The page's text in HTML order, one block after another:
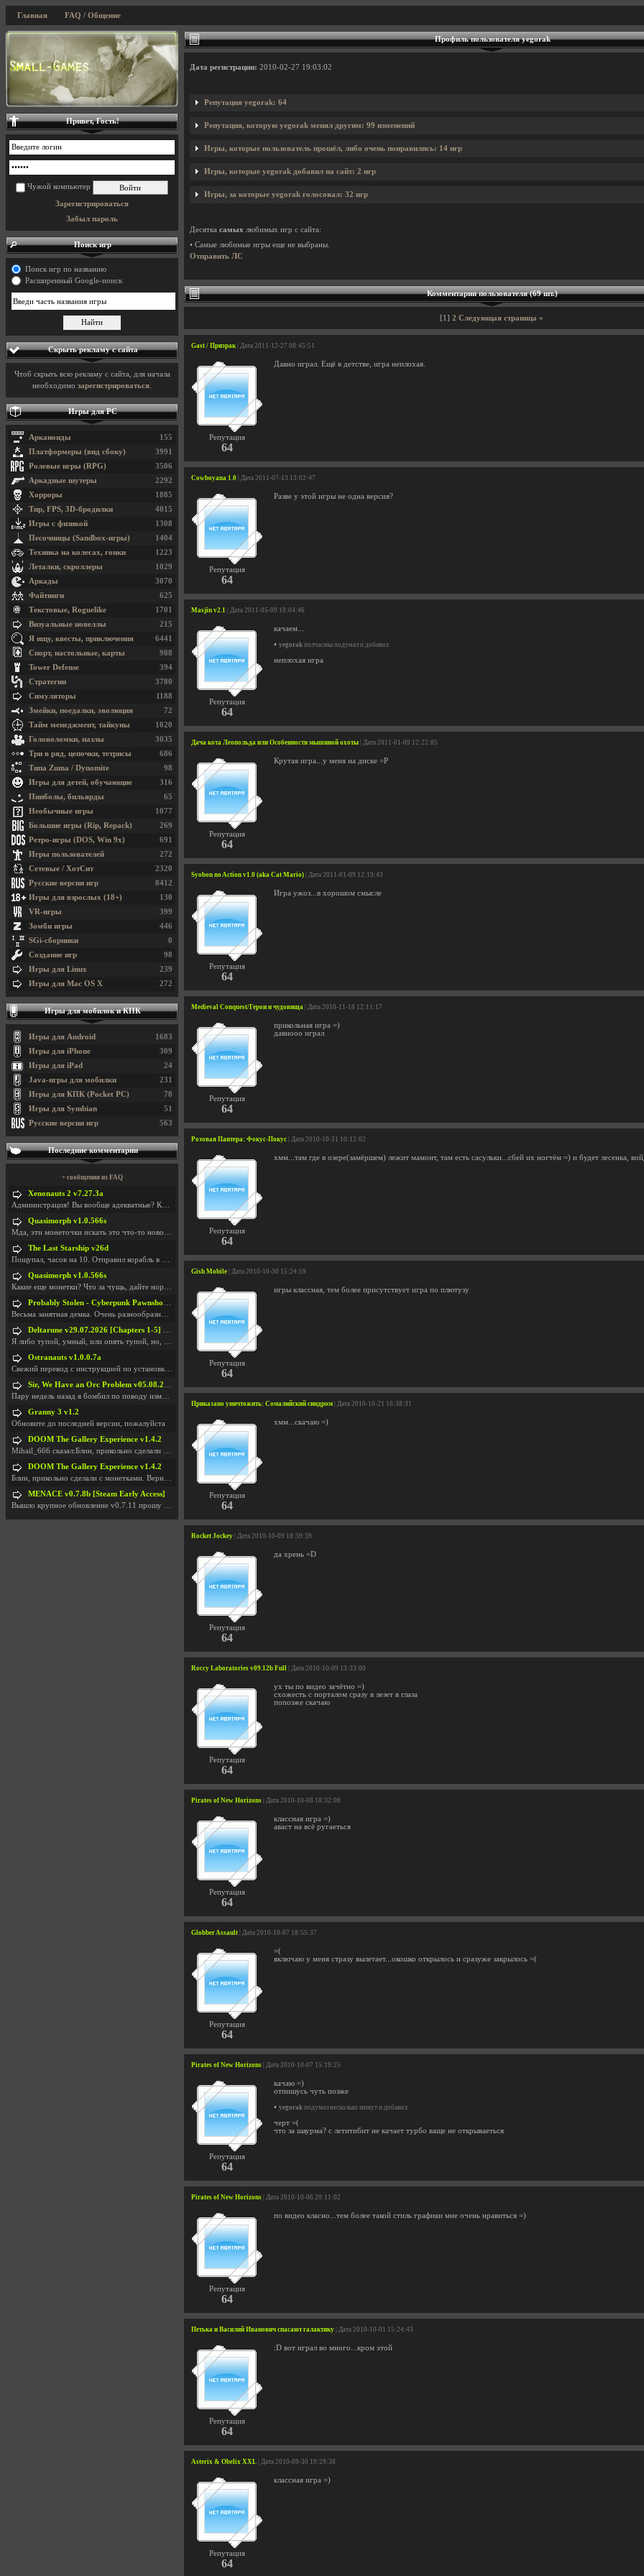
Главная FAQ / Общение
Профиль пользователя yegorak
Дата регистрации: 2010-02-27 19:03:02
Репутация yegorak: 64
Репутация, которую yegorak менял другим: 99 изменений
Игры, которые пользователь прошёл, либо очень понравились: 14 игр
Игры, которые yegorak добавил на сайт: 2 игр
Игры, за которые yegorak голосовал: 32 игр
Десятка самых любимых игр с сайта:
• Самые любимые игры еще не выбраны.
Отправить ЛС
Комментарии пользователя (69 шт.)
[1] 2 Следующая страница »
Gast / Призрак | Дата 2011-12-27 08:45:51
Репутация
64
Давно играл. Ещё в детстве, игра неплохая.
Cowboyana 1.0 | Дата 2011-07-13 13:02:47
Репутация
64
Разве у этой игры не одна версия?
Masjin v2.1 | Дата 2011-05-09 18:04:46
Репутация
64
качаем...
• yegorak полчасика подумал и добавил:
неплохая игра
Дача кота Леопольда или Особенности мышиной охоты | Дата 2011-01-09 12:22:05
Репутация
64
Крутая игра...у меня на диске =P
Syobon no Action v1.0 (aka Cat Mario) | Дата 2011-01-09 12:19:43
Репутация
64
Игра ужоз...в хорошом смысле
Medieval Conquest/Герои и чудовища | Дата 2010-11-18 12:11:17
Репутация
64
прикольная игра =)
давнооо играл
Розовая Пантера: Фокус-Покус | Дата 2010-10-31 10:12:02
Репутация
64
хмм...там где в озере(замёршем) лежит мамонт, там есть сасульки...сбей их ногтём =) и будет лесенка,
Gish Mobile | Дата 2010-10-30 15:24:59
Репутация
64
игры классная, тем более присутствует игра по плютузу
Приказано уничтожить: Сомалийский синдром | Дата 2010-10-21 16:38:31
Репутация
64
хмм...скачаю =)
Rocket Jockey | Дата 2010-10-09 18:39:39
Репутация
64
да хрень =D
Roccy Laboratories v09.12b Full | Дата 2010-10-09 13:33:00
Репутация
64
ух ты по видео зачётно =)
схожесть с порталом сразу в лезет в глаза
попозже скачаю
Pirates of New Horizons | Дата 2010-10-08 18:32:00
Репутация
64
классная игра =)
аваст на всё ругаеться
Globber Assault | Дата 2010-10-07 18:55:37
Репутация
64
=(
включаю у меня стразу вылетает...окошко открылось и сразуже закрылось =(
Pirates of New Horizons | Дата 2010-10-07 15:19:25
Репутация
64
качаю =)
отпишусь чуть позже
• yegorak подумал несколько минут и добавил:
черт =(
что за шаурма? с летитибит не качает турбо ваще не открываеться
Pirates of New Horizons | Дата 2010-10-06 20:11:02
Репутация
64
по видео класно...тем более такой стиль графики мне очень нравиться =)
Петька и Василий Иванович спасают галактику | Дата 2010-10-01 15:24:43
Репутация
64
:D вот играл во много...кром этой
Asterix & Obelix XXL | Дата 2010-09-30 19:29:38
Репутация
64
классная игра =)
Привет, Гость!
Чужой компьютер
Зарегистрироваться
Забыл пароль
Поиск игр
Поиск игр по названию
Расширенный Google-поиск
Скрыть рекламу с сайта
Чтоб скрыть всю рекламу с сайта, для начала
необходимо зарегистрироваться
Игры для PC
155
Арканоиды
3991
Платформеры (вид сбоку)
3506
Ролевые игры (RPG)
2292
Аркадные шутеры
1885
Хорроры
4015
Тир, FPS, 3D-бродилки
1308
Игры с физикой
1404
Песочницы (Sandbox-игры)
1223
Техника на колесах, гонки
1029
Леталки, скроллеры
3070
Аркады
625
Файтинги
1701
Текстовые, Roguelike
215
Визуальные новеллы
6441
Я ищу, квесты, приключения
988
Спорт, настольные, карты
394
Tower Defense
3780
Стратегии
1188
Симуляторы
72
Змейки, поедалки, эволюция
1020
Тайм менеджмент, тайкуны
3035
Головоломки, пазлы
686
Три в ряд, цепочки, тетрисы
98
Типа Zuma / Dynomite
316
Игры для детей, обучающие
65
Пинболы, бильярды
1077
Необычные игры
269
Большие игры (Rip, Repack)
691
Ретро-игры (DOS, Win 9x)
272
Игры пользователей
2320
Сетевые / ХотСит
8412
Русские версии игр
130
Игры для взрослых (18+)
399
VR-игры
446
Зомби игры
0
SGi-сборники
98
Создание игр
239
Игры для Linux
272
Игры для Mac OS X
Игры для мобилок и КПК
1683
Игры для Android
309
Игры для iPhone
24
Игры для iPad
231
Java-игры для мобилки
78
Игры для КПК (Pocket PC)
51
Игры для Symbian
563
Русские версии игр
Последние комментарии
+ сообщения из FAQ
Xenonauts 2 v7.27.3a
Администрация! Вы вообще адекватные? Какие монетки
Quasimorph v1.0.566s
Мда, эти монеточки искать это что-то новое в сфере
The Last Starship v26d
Пощупал, часов на 10. Отправил корабль в другую Га
Quasimorph v1.0.566s
Какие еще монетки? Что за чущь, дайте нормально ск
Probably Stolen - Cyberpunk Pawnshop Simulator v048c [Playtest]
Весьма занятная демка. Очень разнообразные механик
Deltarune v29.07.2026 [Chapters 1-5] / + RUS [Chapters 1-5]
Я либо тупой, умный, или опять тупой, но, вроде я
Ostranauts v1.0.0.7a
Свежий перевод с инструкцией по установкеhttps://g
Sir, We Have an Orc Problem v05.08.2026
Пару недель назад я бомбил по поводу изменения мин
Granny 3 v1.2
Обновите до последней версии, пожалуйста
DOOM The Gallery Experience v1.4.2
Mihail_666 сказал:Блин, прикольно сделали с монетк
DOOM The Gallery Experience v1.4.2
Блин, прикольно сделали с монетками. Вернулся в св
MENACE v0.7.8b [Steam Early Access]
Вышло крупное обновление v0.7.11 прошу обновить